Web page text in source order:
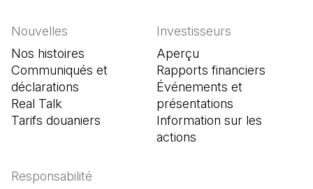
Nouvelles
Nos histoires
Communiqués et
déclarations
Real Talk
Tarifs douaniers
Investisseurs
Aperçu
Rapports financiers
Événements et
présentations
Information sur les
actions
Responsabilité